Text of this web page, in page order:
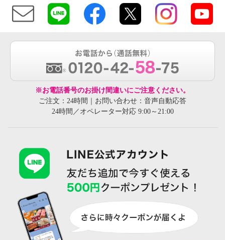
※お電話番号のお掛け間違いにご注意ください。
ご注文：24時間｜お問い合わせ：音声自動応答
24時間／オペレーター対応 9:00～21:00